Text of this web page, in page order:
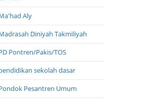
Aly
Diniyah Takmiliyah
Pontren/Pakis/TOS
sekolah dasar
Pesantren Umum